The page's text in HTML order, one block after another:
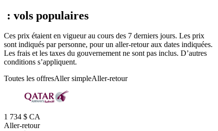
: vols populaires
Ces prix étaient en vigueur au cours des 7 derniers jours. Les prix
sont indiqués par personne, pour un aller-retour aux dates indiquées.
Les frais et les taxes du gouvernement ne sont pas inclus. D’autres
conditions s’appliquent.
Toutes les offresAller simpleAller-retour
1 734 $ CA
Aller-retour